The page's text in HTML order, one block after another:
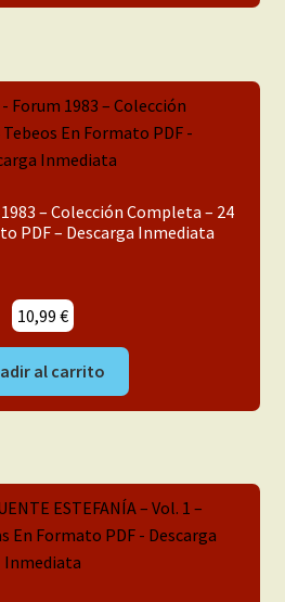
1983 – Colección Completa – 24
PDF – Descarga Inmediata
10,99 €
al carrito